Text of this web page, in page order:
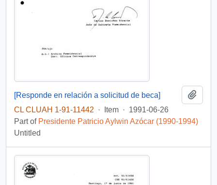
[Responde en relación a solicitud de beca]
CL CLUAH 1-91-11442
· Item · 1991-06-26
Part of Presidente Patricio Aylwin Azócar (1990-1994)
Untitled